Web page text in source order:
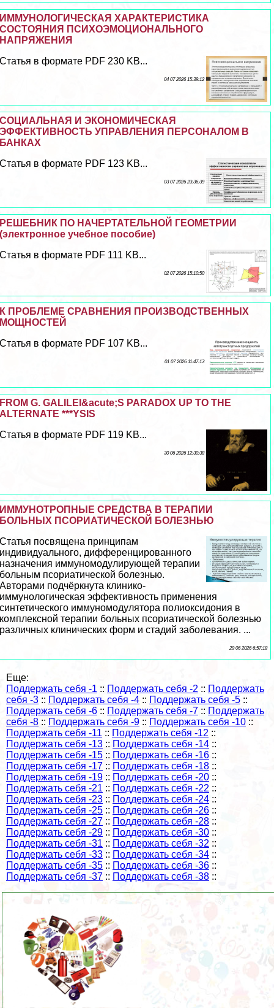
ИММУНОЛОГИЧЕСКАЯ ХАРАКТЕРИСТИКА
СОСТОЯНИЯ ПСИХОЭМОЦИОНАЛЬНОГО
НАПРЯЖЕНИЯ
Статья в формате PDF 230 KB...
04 07 2026 15:39:12
СОЦИАЛЬНАЯ И ЭКОНОМИЧЕСКАЯ
ЭФФЕКТИВНОСТЬ УПРАВЛЕНИЯ ПЕРСОНАЛОМ В
БАНКАХ
Статья в формате PDF 123 KB...
03 07 2026 23:36:39
РЕШЕБНИК ПО НАЧЕРТАТЕЛЬНОЙ ГЕОМЕТРИИ
(электронное учебное пособие)
Статья в формате PDF 111 KB...
02 07 2026 15:10:50
К ПРОБЛЕМЕ СРАВНЕНИЯ ПРОИЗВОДСТВЕННЫХ
МОЩНОСТЕЙ
Статья в формате PDF 107 KB...
01 07 2026 11:47:13
FROM G. GALILEI&acute;S PARADOX UP TO THE
ALTERNATE ***YSIS
Статья в формате PDF 119 KB...
30 06 2026 12:30:38
ИММУНОТРОПНЫЕ СРЕДСТВА В ТЕРАПИИ
БОЛЬНЫХ ПСОРИАТИЧЕСКОЙ БОЛЕЗНЬЮ
Статья посвящена принципам
индивидуального, дифференцированного
назначения иммуномодулирующей терапии
больным псориатической болезнью.
Авторами подчёркнута клинико-
иммунологическая эффективность применения
синтетического иммуномодулятора полиоксидония в
комплексной терапии больных псориатической болезнью
различных клинических форм и стадий заболевания. ...
29 06 2026 6:57:18
Еще:
Поддержать себя -1 :: Поддержать себя -2 :: Поддержать
себя -3 :: Поддержать себя -4 :: Поддержать себя -5 ::
Поддержать себя -6 :: Поддержать себя -7 :: Поддержать
себя -8 :: Поддержать себя -9 :: Поддержать себя -10 ::
Поддержать себя -11 :: Поддержать себя -12 ::
Поддержать себя -13 :: Поддержать себя -14 ::
Поддержать себя -15 :: Поддержать себя -16 ::
Поддержать себя -17 :: Поддержать себя -18 ::
Поддержать себя -19 :: Поддержать себя -20 ::
Поддержать себя -21 :: Поддержать себя -22 ::
Поддержать себя -23 :: Поддержать себя -24 ::
Поддержать себя -25 :: Поддержать себя -26 ::
Поддержать себя -27 :: Поддержать себя -28 ::
Поддержать себя -29 :: Поддержать себя -30 ::
Поддержать себя -31 :: Поддержать себя -32 ::
Поддержать себя -33 :: Поддержать себя -34 ::
Поддержать себя -35 :: Поддержать себя -36 ::
Поддержать себя -37 :: Поддержать себя -38 ::